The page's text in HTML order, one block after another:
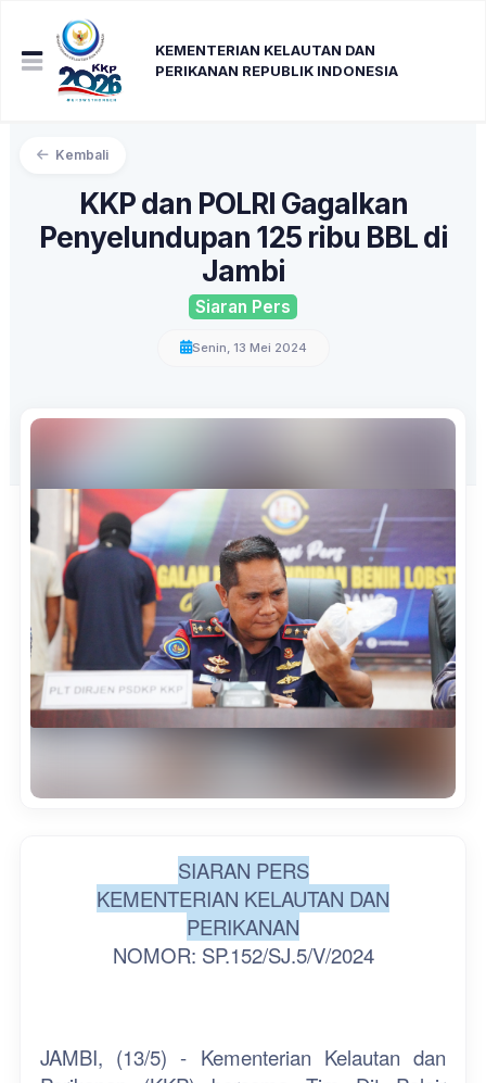
KEMENTERIAN KELAUTAN DAN
PERIKANAN REPUBLIK INDONESIA
Kembali
KKP dan POLRI Gagalkan
Penyelundupan 125 ribu BBL di
Jambi
Siaran Pers
Senin, 13 Mei 2024
SIARAN PERS
KEMENTERIAN KELAUTAN DAN
PERIKANAN
NOMOR: SP.152/SJ.5/V/2024
JAMBI, (13/5) - Kementerian Kelautan dan